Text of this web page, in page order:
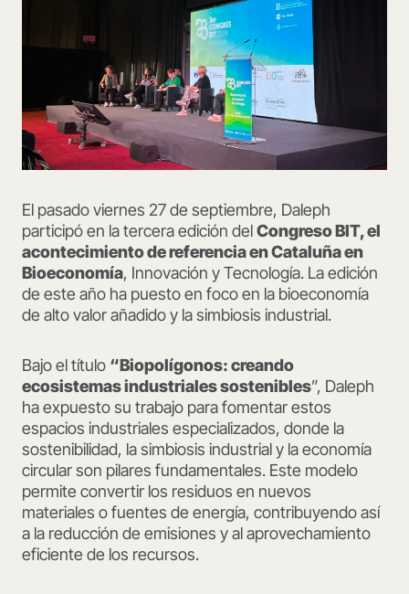
El pasado viernes 27 de septiembre, Daleph
participó en la tercera edición delCongreso BIT, el
acontecimiento de referencia en Cataluña en
Bioeconomía, Innovación y Tecnología. La edición
de este año ha puesto en foco en la bioeconomía
de alto valor añadido y la simbiosis industrial.
Bajo el título “Biopolígonos: creando
ecosistemas industriales sostenibles”, Daleph
ha expuesto su trabajo para fomentar estos
espacios industriales especializados, donde la
sostenibilidad, la simbiosis industrial y la economía
circular son pilares fundamentales. Este modelo
permite convertir los residuos en nuevos
materiales o fuentes de energía, contribuyendo así
a la reducción de emisiones y al aprovechamiento
eficiente de los recursos.